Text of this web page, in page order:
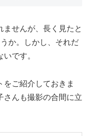
せんが、長く見たと
か。しかし、それだ
です。
ご紹介しておきま
さんも撮影の合間に立